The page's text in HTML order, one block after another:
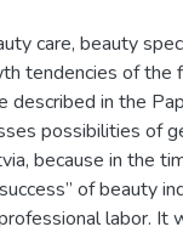
care, beauty
tendencies of the
described in the
possibilities of
because in the
of beauty
labor. It